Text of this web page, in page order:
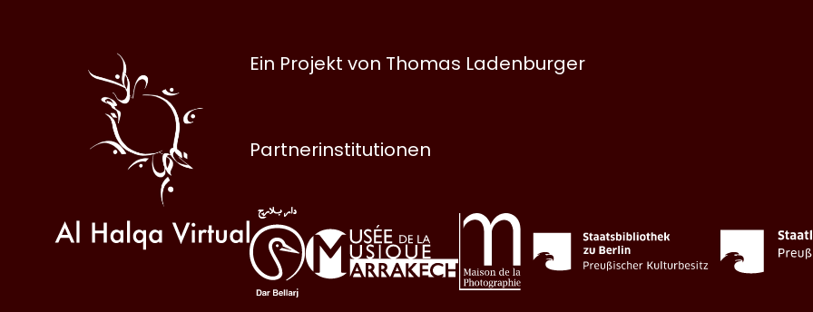
Halqa
Ein Projekt von Thomas Ladenburger
Partnerinstitutionen